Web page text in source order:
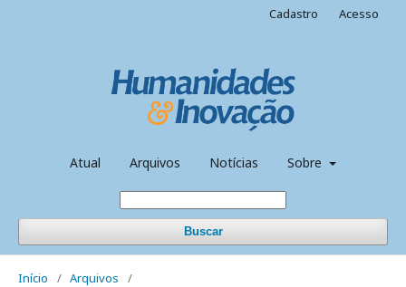
Atual Arquivos Notícias Sobre
Buscar
Cadastro Acesso
Início / Arquivos
/